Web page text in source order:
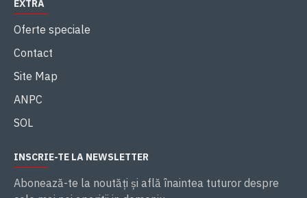
EXTRA
Oferte speciale
Contact
Site Map
ANPC
SOL
INSCRIE-TE LA NEWSLETTER
Abonează-te la noutăţi și află înaintea tuturor despre